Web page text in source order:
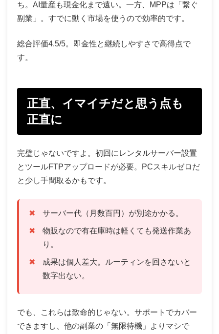
ち。AI量産も現金化まで遠い。一方、MPPは「繋ぐ
副業」。すでに動く市場を使うので効率的です。
総合評価4.5/5。即金性と継続しやすさで高得点で
す。
正直、イマイチだと思う点も
正直に
完璧じゃないですよ。初回にレンタルサーバー設置
とツールFTPアップロードが必要。PCスキルゼロだ
と少し手間取るかもです。
サーバー代（月数百円）が別途かかる。
物販なので有在庫時は軽くても発送作業あ
り。
成果は個人差大。ルーティンを回さないと
数字出ない。
でも、これらは致命的じゃない。サポートでカバー
できますし、他の副業の「無限待機」よりマシで